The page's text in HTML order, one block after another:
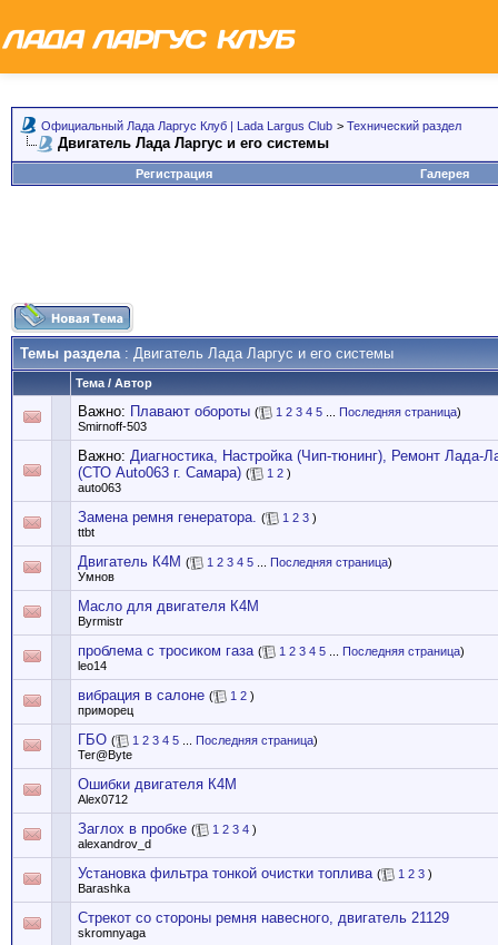
Официальный Лада Ларгус Клуб | Lada Largus Club > Технический раздел
Двигатель Лада Ларгус и его системы
Регистрация Галерея
Темы раздела: Двигатель Лада Ларгус и его системы
Тема / Автор
Важно: Плавают обороты ( 1 2 3 4 5 Последняя страница)
Smirnoff-503
Важно: Диагностика, Настройка (Чип-тюнинг), Ремонт Лада-
(СТО Auto063 г. Самара) ( 1 2 )
auto063
Замена ремня генератора. ( 1 2 3 )
ttbt
Двигатель К4М ( 1 2 3 4 5 Последняя страница)
Умнов
Масло для двигателя К4М
Byrmistr
проблема с тросиком газа ( 1 2 3 4 5 Последняя страница)
leo14
вибрация в салоне ( 1 2 )
приморец
ГБО ( 1 2 3 4 5 Последняя страница)
Ter@Byte
Ошибки двигателя К4М
Alex0712
Заглох в пробке ( 1 2 3 4 )
alexandrov_d
Установка фильтра тонкой очистки топлива ( 1 2 3 )
Barashka
Стрекот со стороны ремня навесного, двигатель 21129
skromnyaga